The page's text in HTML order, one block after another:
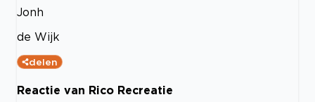
Jonh
de Wijk
delen
Reactie van Rico Recreatie